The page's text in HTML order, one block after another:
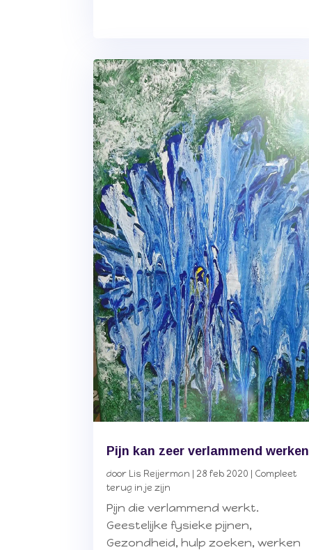
Pijn kan zeer verlammend werken
door Lis Reijerman | 28 feb 2020 | Compleet
terug in je zijn
Pijn die verlammend werkt.
Geestelijke fysieke pijnen,
Gezondheid, hulp zoeken, werken